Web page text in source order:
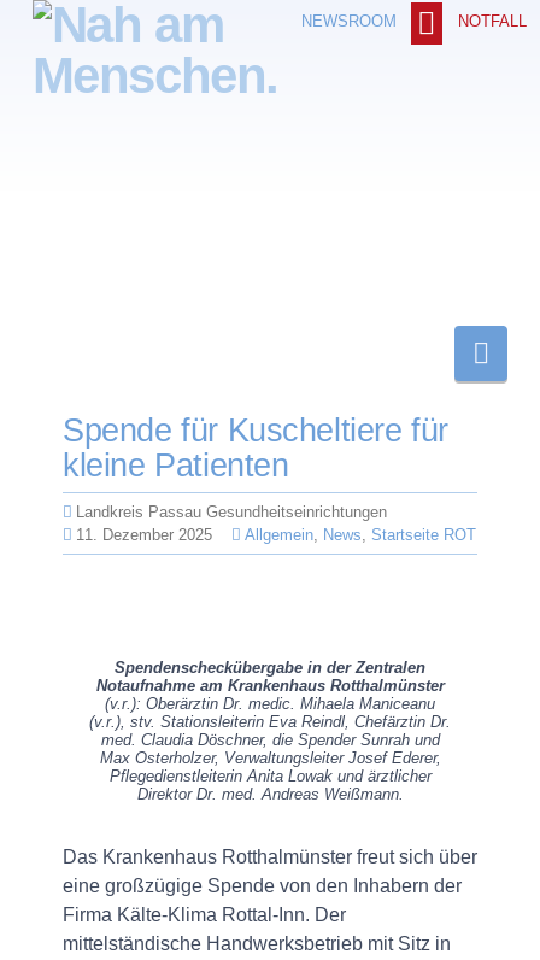
NEWSROOM NOTFALL
Spende für Kuscheltiere für
kleine Patienten
Landkreis Passau Gesundheitseinrichtungen
11. Dezember 2025
Allgemein, News Startseite ROT
Spendenscheckübergabe in der Zentralen
Notaufnahme am Krankenhaus Rotthalmünster
(v.r.): Oberärztin Dr. medic. Mihaela Maniceanu
(v.r.), stv. Stationsleiterin Eva Reindl, Chefärztin Dr.
med. Claudia Döschner, die Spender Sunrah und
Max Osterholzer, Verwaltungsleiter Josef Ederer,
Pflegedienstleiterin Anita Lowak und ärztlicher
Direktor Dr. med. Andreas Weißmann.
Das Krankenhaus Rotthalmünster freut sich über
eine großzügige Spende von den Inhabern der
Firma Kälte-Klima Rottal-Inn. Der
mittelständische Handwerksbetrieb mit Sitz in